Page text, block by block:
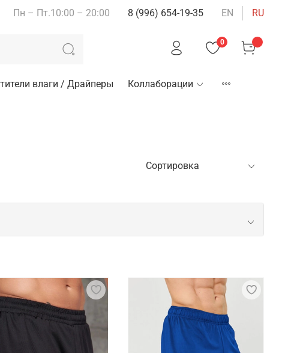
Пн – Пт.10:00 – 20:00 8 (996) 654-19-35 EN RU
0
влаги / Драйперы Коллаборации
интенсивные захваты и рывки. Также
кожи.